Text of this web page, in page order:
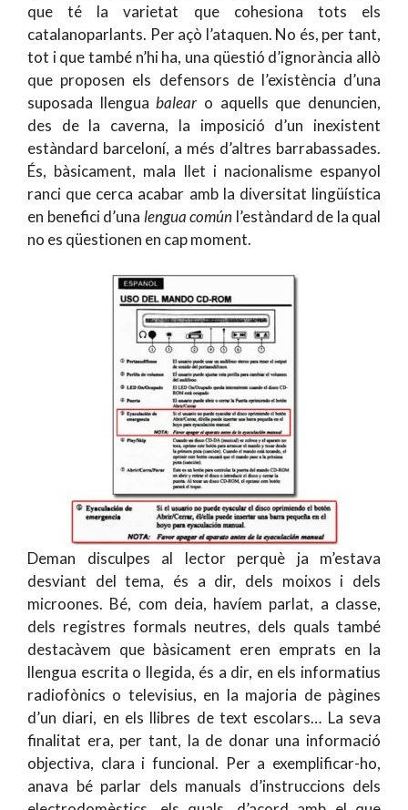
que té la varietat que cohesiona tots els
catalanoparlants. Per açò l’ataquen. No és, per tant,
tot i que també n’hi ha, una qüestió d’ignorància allò
que proposen els defensors de l’existència d’una
suposada llenguabalear o aquells que denuncien,
des de la caverna, la imposició d’un inexistent
estàndard barceloní, a més d’altres barrabassades.
És, bàsicament, mala llet i nacionalisme espanyol
ranci que cerca acabar amb la diversitat lingüística
en benefici d’una lengua común l’estàndard de la qual
no es qüestionen en cap moment.
Deman disculpes al lector perquè ja m’estava
desviant del tema, és a dir, dels moixos i dels
microones. Bé, com deia, havíem parlat, a classe,
dels registres formals neutres, dels quals també
destacàvem que bàsicament eren emprats en la
llengua escrita o llegida, és a dir, en els informatius
radiofònics o televisius, en la majoria de pàgines
d’un diari, en els llibres de text escolars… La seva
finalitat era, per tant, la de donar una informació
objectiva, clara i funcional. Per a exemplificar-ho,
anava bé parlar dels manuals d’instruccions dels